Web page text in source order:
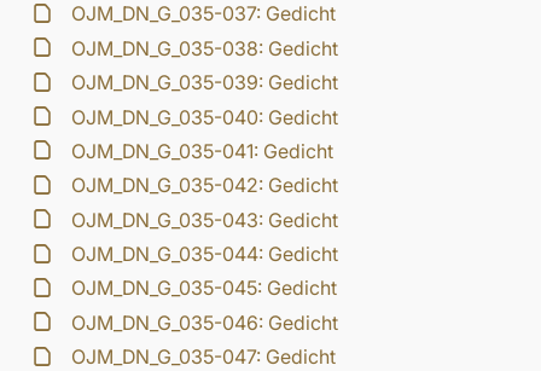
OJM_DN_G_035-037: Gedicht
OJM_DN_G_035-038: Gedicht
OJM_DN_G_035-039: Gedicht
OJM_DN_G_035-040: Gedicht
OJM_DN_G_035-041: Gedicht
OJM_DN_G_035-042: Gedicht
OJM_DN_G_035-043: Gedicht
OJM_DN_G_035-044: Gedicht
OJM_DN_G_035-045: Gedicht
OJM_DN_G_035-046: Gedicht
OJM_DN_G_035-047: Gedicht